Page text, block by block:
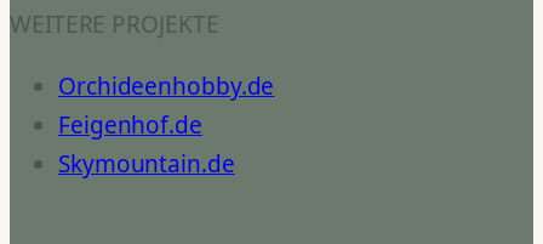
WEITERE PROJEKTE
Orchideenhobby.de
Feigenhof.de
Skymountain.de